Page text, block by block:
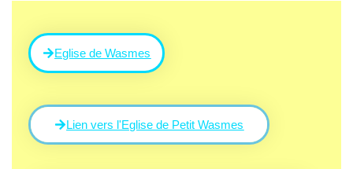
Eglise de Wasmes
Lien vers l'Eglise de Petit Wasmes